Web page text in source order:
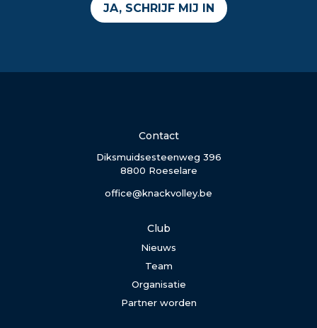
JA, SCHRIJF MIJ IN
Contact
Diksmuidsesteenweg 396
8800 Roeselare
office@knackvolley.be
Club
Nieuws
Team
Organisatie
Partner worden